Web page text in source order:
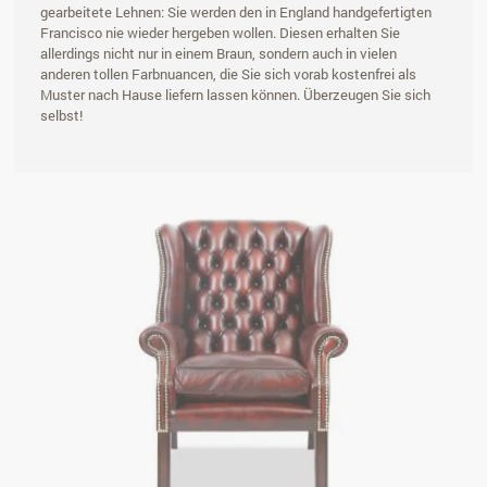
gearbeitete Lehnen: Sie werden den in England handgefertigten
Francisco nie wieder hergeben wollen. Diesen erhalten Sie
allerdings nicht nur in einem Braun, sondern auch in vielen
anderen tollen Farbnuancen, die Sie sich vorab kostenfrei als
Muster nach Hause liefern lassen können. Überzeugen Sie sich
selbst!